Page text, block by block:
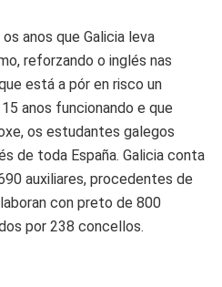
anos que Galicia leva
reforzando o inglés nas
está a pór en risco un
anos funcionando e que
os estudantes galegos
de toda España. Galicia conta
auxiliares, procedentes de
con preto de 800
por 238 concellos.